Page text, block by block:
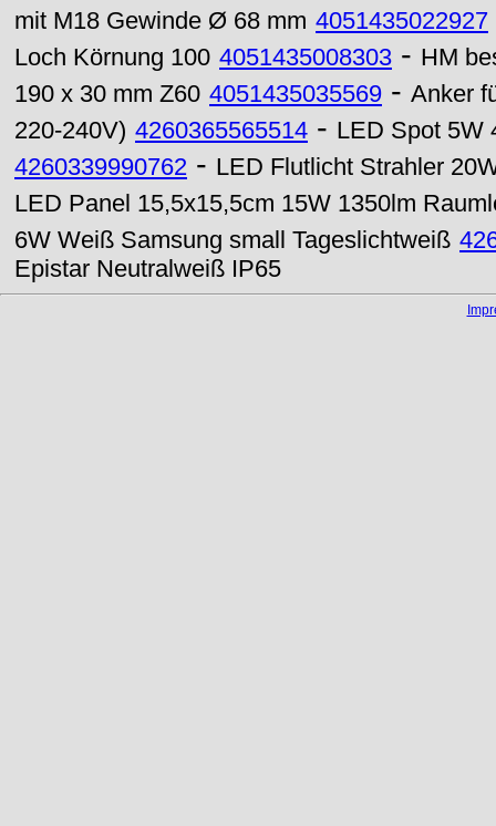
mit M18 Gewinde Ø 68 mm 4051435022927
Loch Körnung 100 4051435008303 - HM
190 x 30 mm Z60 4051435035569 - Anker
220-240V) 4260365565514 - LED Spot 5W
4260339990762 - LED Flutlicht Strahler
LED Panel 15,5x15,5cm 15W 1350lm
6W Weiß Samsung small Tageslichtweiß
Epistar Neutralweiß IP65